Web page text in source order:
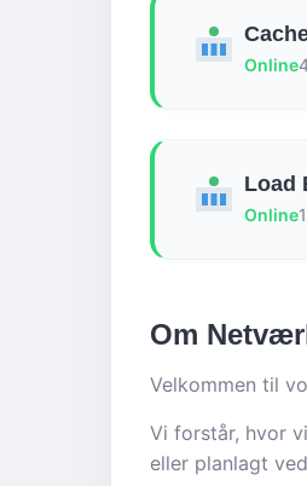
Online
Load
Online
Om
Velkommen til
Vi forstår, hvor
eller planlagt